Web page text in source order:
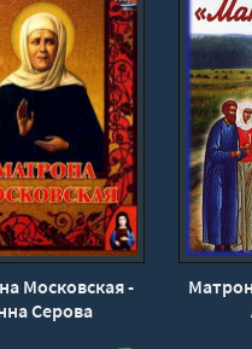
Московская -
Серова